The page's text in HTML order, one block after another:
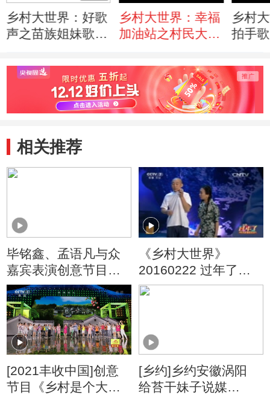
乡村大世界：好歌
声之苗族姐妹歌声
泉 120908）
乡村大世界：幸福
加油站之村民大联
120908）
乡村
拍手歌 快乐
相关推荐
毕铭鑫、孟语凡与众
嘉宾表演创意节目
《乡村是个大舞台》
《乡村大世界》
20160222 过年了
——2016农民新春联
[2021丰收中国]创意
节目《乡村是个大舞
[乡约]乡约安徽涡阳
给苔干妹子说媒